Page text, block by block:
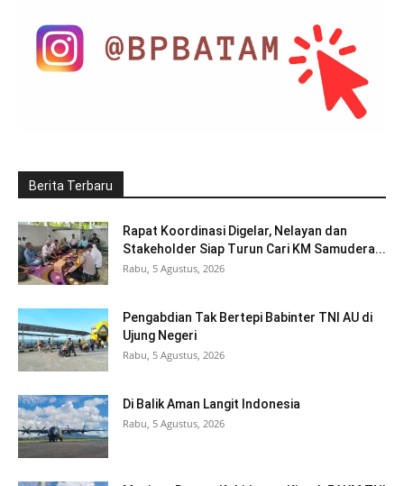
Berita Terbaru
Rapat Koordinasi Digelar, Nelayan dan
Stakeholder Siap Turun Cari KM Samudera...
Rabu, 5 Agustus, 2026
Pengabdian Tak Bertepi Babinter TNI AU di
Ujung Negeri
Rabu, 5 Agustus, 2026
Di Balik Aman Langit Indonesia
Rabu, 5 Agustus, 2026